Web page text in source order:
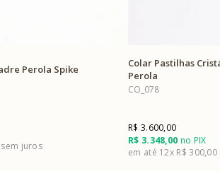
Perola Spike
Colar Pastilhas
Perola
CO_078
R$ 3.348,00 no PIX
R$ 3.600,00
12x R$ 300,00